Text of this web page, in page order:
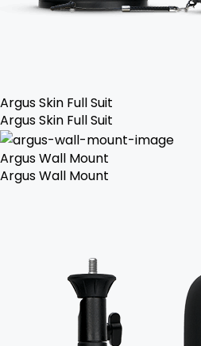
Argus Skin Full Suit
Argus Skin Full Suit
Argus Wall Mount
Argus Wall Mount